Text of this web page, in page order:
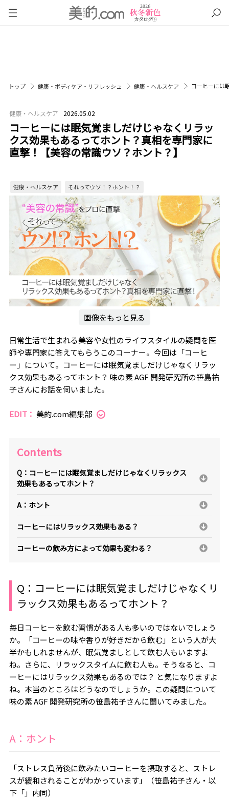
トップ 健康・ボディケア・リフレッシュ 健康・ヘルスケア コーヒーには
健康・ヘルスケア 2026.05.02
コーヒーには眠気覚ましだけじゃなくリラッ
クス効果もあるってホント？真相を専門家に
直撃！【美容の常識ウソ？ホント？】
健康・ヘルスケア それってウソ！？ホント！？
画像をもっと見る
日常生活で生まれる美容や女性のライフスタイルの疑問を医
師や専門家に答えてもらうこのコーナー。今回は「コーヒ
ー」について。コーヒーには眠気覚ましだけじゃなくリラッ
クス効果もあるってホント？ 味の素 AGF 開発研究所の笹島祐
子さんにお話を伺いました。
EDIT： 美的.com編集部
Contents
Q：コーヒーには眠気覚ましだけじゃなくリラックス
効果もあるってホント？
A：ホント
コーヒーにはリラックス効果もある？
コーヒーの飲み方によって効果も変わる？
Q ：コーヒーには眠気覚ましだけじゃなくリ
ラックス効果もあるってホント？
毎日コーヒーを飲む習慣がある人も多いのではないでしょう
か。「コーヒーの味や香りが好きだから飲む」という人が大
半かもしれませんが、眠気覚ましとして飲む人もいますよ
ね。さらに、リラックスタイムに飲む人も。そうなると、コ
ーヒーにはリラックス効果もあるのでは？ と気になりますよ
ね。本当のところはどうなのでしょうか。この疑問について
味の素AGF 開発研究所の笹島祐子さんに聞いてみました。
A：ホント
「ストレス負荷後に飲みたいコーヒーを摂取すると、ストレ
スが緩和されることがわかっています」（笹島祐子さん・以
下「」内同）